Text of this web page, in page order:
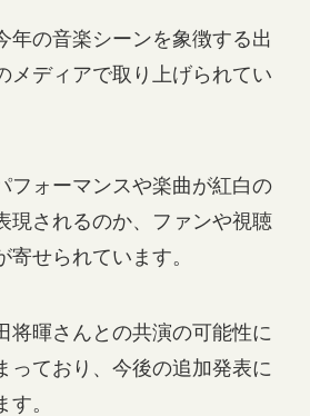
年の音楽シーンを象徴する出
メディアで取り上げられてい
フォーマンスや楽曲が紅白の
現されるのか、ファンや視聴
せられています。
将暉さんとの共演の可能性に
っており、今後の追加発表に
。